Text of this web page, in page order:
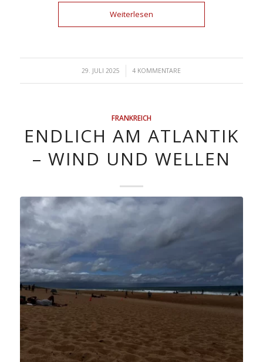
Weiterlesen
29. JULI 2025
/ 4 KOMMENTARE
FRANKREICH
ENDLICH AM ATLANTIK
– WIND UND WELLEN